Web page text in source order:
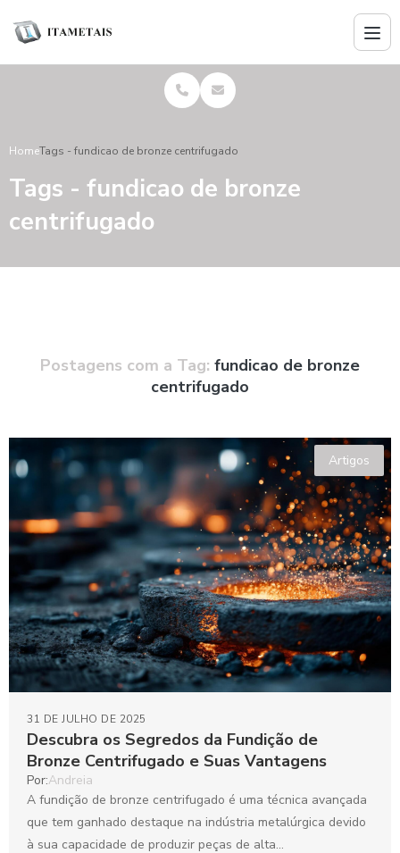
HomeTags - fundicao de bronze centrifugado
Tags - fundicao de bronze
centrifugado
Postagens com a Tag: fundicao de bronze
centrifugado
Artigos
Descubra os Segredos da Fundição de
Bronze Centrifugado e Suas Vantagens
31 DE JULHO DE 2025
Por:Andreia
A fundição de bronze centrifugado é uma técnica avançada
que tem ganhado destaque na indústria metalúrgica devido
à sua capacidade de produzir peças de alta...